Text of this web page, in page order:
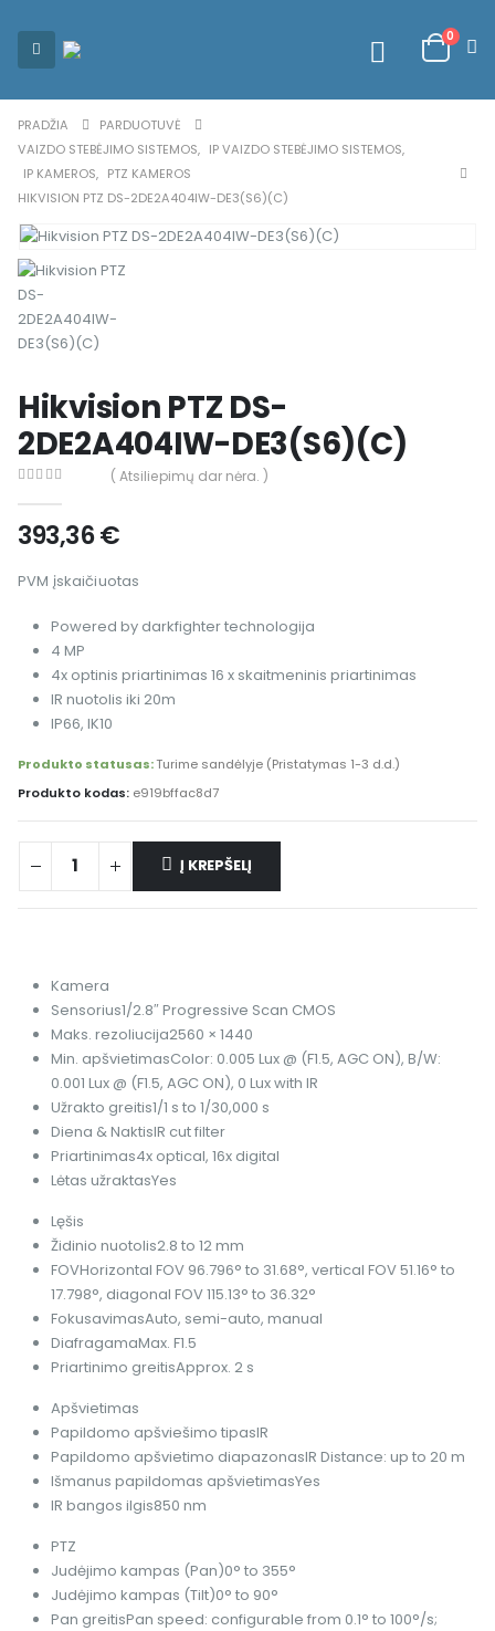
0
PRADŽIA
PARDUOTUVĖ
VAIZDO STEBĖJIMO SISTEMOS, IP VAIZDO STEBĖJIMO SISTEMOS,
IP KAMEROS, PTZ KAMEROS
HIKVISION PTZ DS-2DE2A404IW-DE3(S6)(C)
Hikvision PTZ DS-
2DE2A404IW-DE3(S6)(C)
( Atsiliepimų dar nėra. )
393,36€
PVM įskaičiuotas
Powered by darkfighter technologija
4 MP
4x optinis priartinimas 16 x skaitmeninis priartinimas
IR nuotolis iki 20m
IP66, IK10
Produkto statusas:Turime sandėlyje (Pristatymas 1-3 d.d.)
Produkto kodas: e919bffac8d7
Į KREPŠELĮ
Alternative:
Kamera
Sensorius1/2.8″ Progressive Scan CMOS
Maks. rezoliucija2560 × 1440
Min. apšvietimasColor: 0.005 Lux @ (F1.5, AGC ON), B/W:
0.001 Lux @ (F1.5, AGC ON), 0 Lux with IR
Užrakto greitis1/1 s to 1/30,000 s
Diena & NaktisIR cut filter
Priartinimas4x optical, 16x digital
Lėtas užraktasYes
Lęšis
Židinio nuotolis2.8 to 12 mm
FOVHorizontal FOV 96.796° to 31.68°, vertical FOV 51.16° to
17.798°, diagonal FOV 115.13° to 36.32°
FokusavimasAuto, semi-auto, manual
DiafragamaMax. F1.5
Priartinimo greitisApprox. 2 s
Apšvietimas
Papildomo apšviešimo tipasIR
Papildomo apšvietimo diapazonasIR Distance: up to 20 m
Išmanus papildomas apšvietimasYes
IR bangos ilgis850 nm
PTZ
Judėjimo kampas (Pan)0° to 355°
Judėjimo kampas (Tilt)0° to 90°
Pan greitisPan speed: configurable from 0.1° to 100°/s;